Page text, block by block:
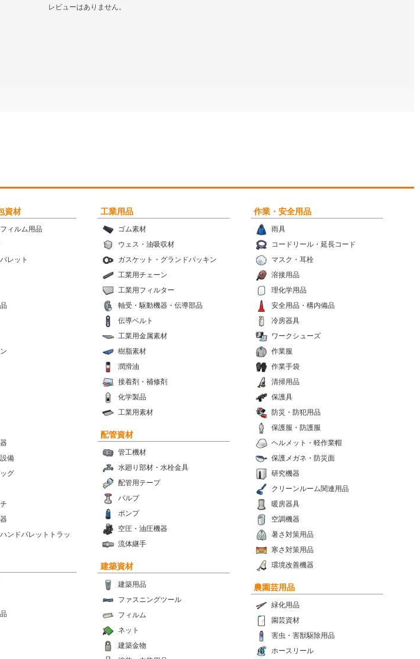
レビューはありません。
資材
ィルム用品
レット
備
グ
ンドパレットトラッ
工業用品
ゴム素材
ウェス・油吸収材
ガスケット・グランドパッキン
工業用チェーン
工業用フィルター
軸受・駆動機器・伝導部品
伝導ベルト
工業用金属素材
樹脂素材
潤滑油
接着剤・補修剤
化学製品
工業用素材
作業・安全用品
雨具
コードリール・延長コード
マスク・耳栓
溶接用品
理化学用品
安全用品・構内備品
冷房器具
ワークシューズ
作業服
作業手袋
清掃用品
保護具
防災・防犯用品
保護服・防護服
ヘルメット・軽作業帽
保護メガネ・防災面
研究機器
クリーンルーム関連用品
暖房器具
空調機器
暑さ対策用品
寒さ対策用品
環境改善機器
配管資材
管工機材
水廻り部材・水栓金具
配管用テープ
バルブ
ポンプ
空圧・油圧機器
流体継手
建築資材
建築用品
ファスニングツール
フィルム
ネット
建築金物
農園芸用品
緑化用品
園芸資材
害虫・害獣駆除用品
ホースリール